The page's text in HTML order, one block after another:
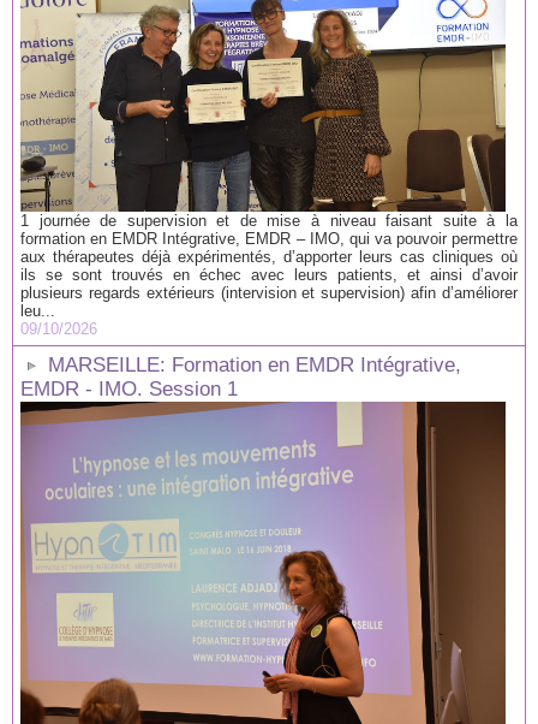
1 journée de supervision et de mise à niveau faisant suite à la
formation en EMDR Intégrative, EMDR – IMO, qui va pouvoir permettre
aux thérapeutes déjà expérimentés, d’apporter leurs cas cliniques où
ils se sont trouvés en échec avec leurs patients, et ainsi d’avoir
plusieurs regards extérieurs (intervision et supervision) afin d’améliorer
leu...
09/10/2026
MARSEILLE: Formation en EMDR Intégrative,
EMDR - IMO. Session 1